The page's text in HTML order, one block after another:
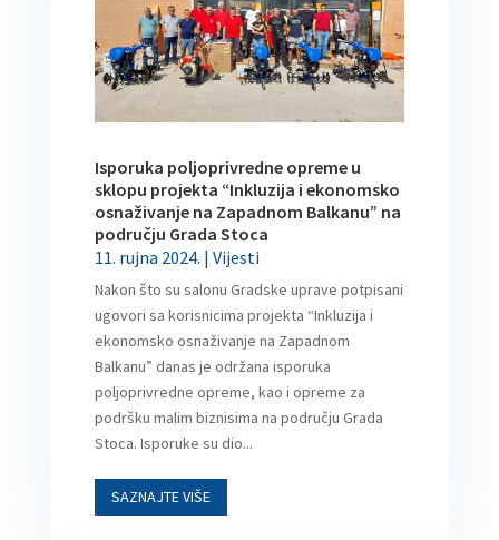
Isporuka poljoprivredne opreme u
sklopu projekta “Inkluzija i ekonomsko
osnaživanje na Zapadnom Balkanu” na
području Grada Stoca
11. rujna 2024. | Vijesti
Nakon što su salonu Gradske uprave potpisani
ugovori sa korisnicima projekta “Inkluzija i
ekonomsko osnaživanje na Zapadnom
Balkanu” danas je održana isporuka
poljoprivredne opreme, kao i opreme za
podršku malim biznisima na području Grada
Stoca. Isporuke su dio...
SAZNAJTE VIŠE